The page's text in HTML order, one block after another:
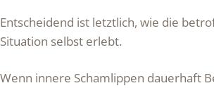
Entscheidend ist letztlich, wie die
Situation selbst erlebt.
Wenn innere Schamlippen dauerhaft